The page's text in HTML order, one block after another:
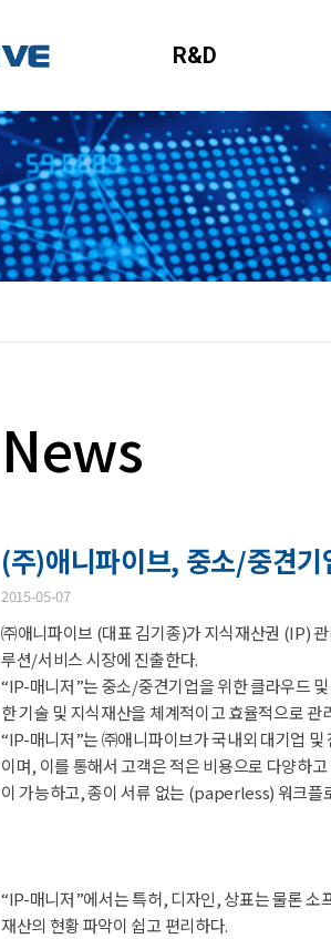
R&D
News
(주)애니파이브, 중소/중견
2015-05-07
㈜애니파이브 (대표 김기종)가 지식재산권 (IP)
루션/서비스 시장에 진출한다.
“IP-매니저”는 중소/중견기업을 위한 클라우드
한 기술 및 지식재산을 체계적이고 효율적으로 관
“IP-매니저”는 ㈜애니파이브가 국내외 대기업
이며, 이를 통해서 고객은 적은 비용으로 다양하
이 가능하고, 종이 서류 없는 (paperless) 워크플
“IP-매니저”에서는 특허, 디자인, 상표는 물론 소
재산의 현황 파악이 쉽고 편리하다.